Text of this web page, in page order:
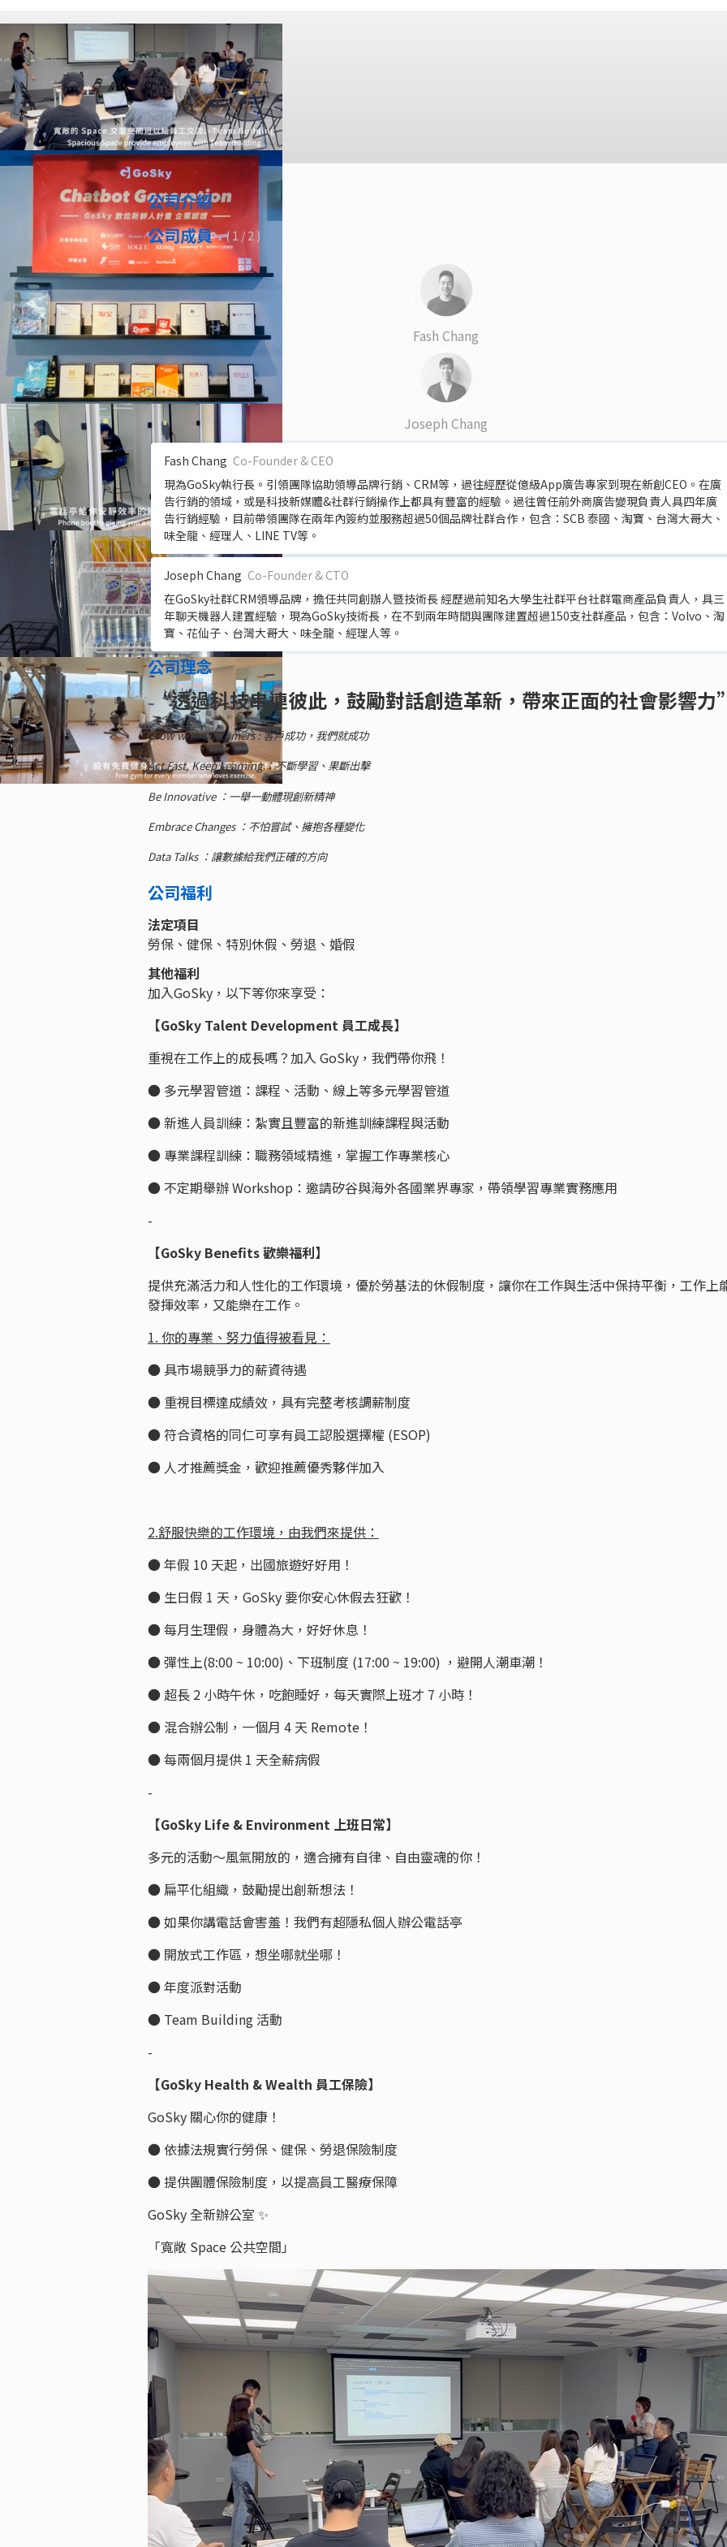
公司介紹
公司成員
( 1 / 2 )
Fash Chang
Joseph Chang
Fash Chang Co-Founder & CEO
現為GoSky執行長。引領團隊協助領導品牌行銷、CRM等，過往經歷從億級App廣告專家到現在新創CEO。在廣
告行銷的領域，或是科技新媒體&社群行銷操作上都具有豐富的經驗。過往曾任前外商廣告變現負責人具四年廣
告行銷經驗，目前帶領團隊在兩年內簽約並服務超過50個品牌社群合作，包含：SCB 泰國、淘寶、台灣大哥大、
味全龍、經理人、LINE TV等。
Joseph Chang Co-Founder & CTO
在GoSky社群CRM領導品牌，擔任共同創辦人暨技術長 經歷過前知名大學生社群平台社群電商產品負責人，具三
年聊天機器人建置經驗，現為GoSky技術長，在不到兩年時間與團隊建置超過150支社群產品，包含：Volvo、淘
寶、花仙子、台灣大哥大、味全龍、經理人等。
公司理念
“透過科技串連彼此，鼓勵對話創造革新，帶來正面的社會影響
Grow with Customers : 客戶成功，我們就成功
Act Fast, Keep Learning ：不斷學習、果斷出擊
Be Innovative ：一舉一動體現創新精神
Embrace Changes ：不怕嘗試、擁抱各種變化
Data Talks ：讓數據給我們正確的方向
公司福利
法定項目
勞保、健保、特別休假、勞退、婚假
其他福利
加入GoSky，以下等你來享受：
【GoSky Talent Development 員工成長】
重視在工作上的成長嗎？加入 GoSky，我們帶你飛！
● 多元學習管道：課程、活動、線上等多元學習管道
● 新進人員訓練：紮實且豐富的新進訓練課程與活動
● 專業課程訓練：職務領域精進，掌握工作專業核心
● 不定期舉辦 Workshop：邀請矽谷與海外各國業界專家，帶領學習專業實務應用
-
【GoSky Benefits 歡樂福利】
提供充滿活力和人性化的工作環境，優於勞基法的休假制度，讓你在工作與生活中保持平衡，工作上
發揮效率，又能樂在工作。
1. 你的專業、努力值得被看見：
● 具市場競爭力的薪資待遇
● 重視目標達成績效，具有完整考核調薪制度
● 符合資格的同仁可享有員工認股選擇權 (ESOP)
● 人才推薦獎金，歡迎推薦優秀夥伴加入
2.舒服快樂的工作環境，由我們來提供：
● 年假 10 天起，出國旅遊好好用！
● 生日假 1 天，GoSky 要你安心休假去狂歡！
● 每月生理假，身體為大，好好休息！
● 彈性上(8:00 ~ 10:00)、下班制度 (17:00 ~ 19:00) ，避開人潮車潮！
● 超長 2 小時午休，吃飽睡好，每天實際上班才 7 小時！
● 混合辦公制，一個月 4 天 Remote！
● 每兩個月提供 1 天全薪病假
-
【GoSky Life & Environment 上班日常】
多元的活動～風氣開放的，適合擁有自律、自由靈魂的你！
● 扁平化組織，鼓勵提出創新想法！
● 如果你講電話會害羞！我們有超隱私個人辦公電話亭
● 開放式工作區，想坐哪就坐哪！
● 年度派對活動
● Team Building 活動
-
【GoSky Health & Wealth 員工保險】
GoSky 關心你的健康！
● 依據法規實行勞保、健保、勞退保險制度
● 提供團體保險制度，以提高員工醫療保障
GoSky 全新辦公室 ✨
「寬敞 Space 公共空間」